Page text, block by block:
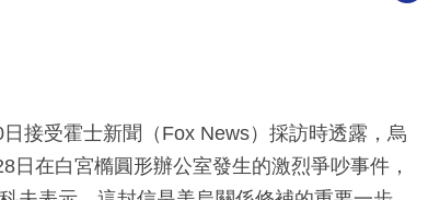
接受霍士新聞（Fox News）採訪時透露，烏
在白宮橢圓形辦公室發生的激烈爭吵事件，